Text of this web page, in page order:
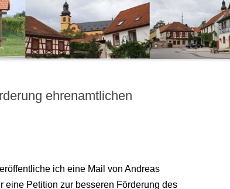
ehrenamtlichen
ich eine Mail von Andreas
eine Petition zur besseren Förderung des